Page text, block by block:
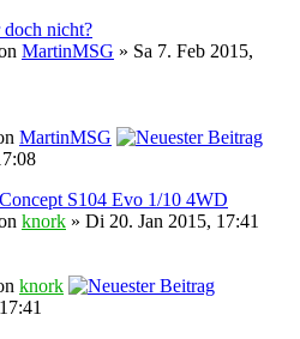
nicht?
MartinMSG » Sa 7. Feb 2015,
MartinMSG
S104 Evo 1/10 4WD
knork » Di 20. Jan 2015, 17:41
knork